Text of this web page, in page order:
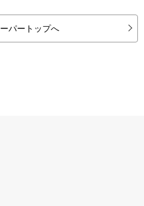
パートップへ